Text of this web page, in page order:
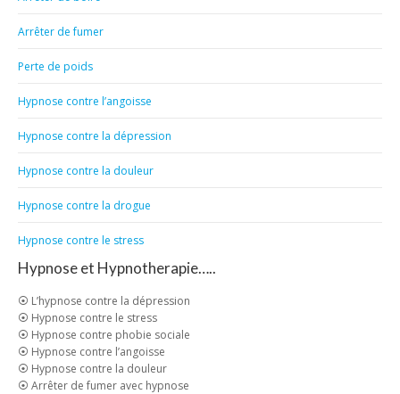
Arrêter de fumer
Perte de poids
Hypnose contre l’angoisse
Hypnose contre la dépression
Hypnose contre la douleur
Hypnose contre la drogue
Hypnose contre le stress
Hypnose et Hypnotherapie…..
⦿ L’hypnose contre la dépression
⦿ Hypnose contre le stress
⦿ Hypnose contre phobie sociale
⦿ Hypnose contre l’angoisse
⦿ Hypnose contre la douleur
⦿ Arrêter de fumer avec hypnose